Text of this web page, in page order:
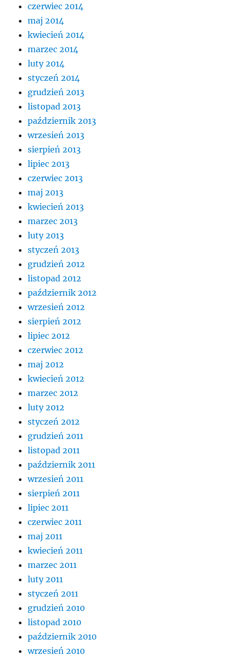
czerwiec 2014
maj 2014
kwiecień 2014
marzec 2014
luty 2014
styczeń 2014
grudzień 2013
listopad 2013
październik 2013
wrzesień 2013
sierpień 2013
lipiec 2013
czerwiec 2013
maj 2013
kwiecień 2013
marzec 2013
luty 2013
styczeń 2013
grudzień 2012
listopad 2012
październik 2012
wrzesień 2012
sierpień 2012
lipiec 2012
czerwiec 2012
maj 2012
kwiecień 2012
marzec 2012
luty 2012
styczeń 2012
grudzień 2011
listopad 2011
październik 2011
wrzesień 2011
sierpień 2011
lipiec 2011
czerwiec 2011
maj 2011
kwiecień 2011
marzec 2011
luty 2011
styczeń 2011
grudzień 2010
listopad 2010
październik 2010
wrzesień 2010